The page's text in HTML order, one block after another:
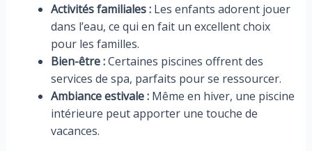
Activités familiales :Les enfants adorent jouer
dans l’eau, ce qui en fait un excellent choix
pour les familles.
Bien-être :Certaines piscines offrent des
services de spa, parfaits pour se ressourcer.
Ambiance estivale :Même en hiver, une piscine
intérieure peut apporter une touche de
vacances.